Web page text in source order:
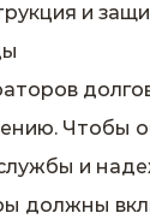
и
Чтобы
и
должны